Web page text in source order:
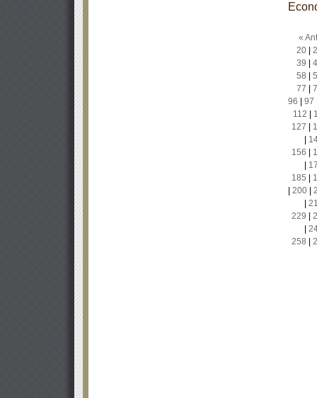
«
20|
39
58
77
96
97
112
127
156
185
200|
229
258